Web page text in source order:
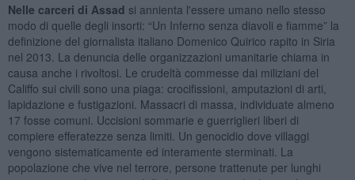
Nelle carceri di Assad si annienta l'essere umano nello stesso
modo di quelle degli insorti: “Un Inferno senza diavoli e fiamme” la
definizione del giornalista italiano Domenico Quirico rapito in Siria
nel 2013. La denuncia delle organizzazioni umanitarie chiama in
causa anche i rivoltosi. Le crudeltà commesse dai miliziani del
Califfo sui civili sono una piaga: crocifissioni, amputazioni di arti,
lapidazione e fustigazioni. Massacri di massa, individuate almeno
17 fosse comuni. Uccisioni sommarie e guerriglieri liberi di
compiere efferatezze senza limiti. Un genocidio dove villaggi
vengono sistematicamente ed interamente sterminati. La
popolazione che vive nel terrore, persone trattenute per lunghi